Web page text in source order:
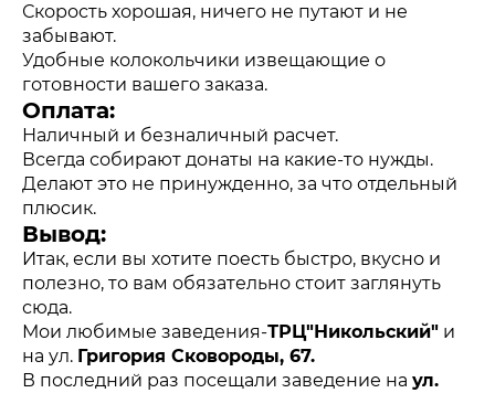
Скорость хорошая, ничего не путают и не
забывают.
Удобные колокольчики извещающие о
готовности вашего заказа.
Оплата:
Наличный и безналичный расчет.
Всегда собирают донаты на какие-то нужды.
Делают это не принужденно, за что отдельный
плюсик.
Вывод:
Итак, если вы хотите поесть быстро, вкусно и
полезно, то вам обязательно стоит заглянуть
сюда.
Мои любимые заведения-ТРЦ"Никольский" и
на ул. Григория Сковороды, 67.
В последний раз посещали заведение на ул.